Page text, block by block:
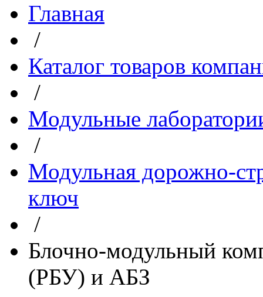
Главная
/
Каталог товаров
/
Модульные
/
Модульная дорожно-
ключ
/
Блочно-модульный
(РБУ) и АБЗ